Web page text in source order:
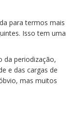
para termos mais
Isso tem uma
da periodização,
e das cargas de
mas muitos